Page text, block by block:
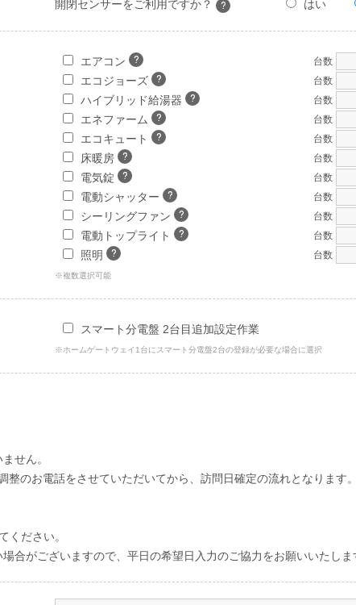
開閉センサーをご利用ですか？
はい
エアコン 台数
エコジョーズ 台数
ハイブリッド給湯器 台数
エネファーム 台数
エコキュート 台数
床暖房 台数
電気錠 台数
電動シャッター 台数
シーリングファン 台数
電動トップライト 台数
照明 台数
※複数選択可能
スマート分電盤 2台目追加設定作業
※ホームゲートウェイ1台にスマート分電盤2台の登録が必要な場合に選択
せん。
整のお電話をさせていただいてから、訪問⽇確定の流れとなります
ください。
合がございますので、平⽇の希望⽇⼊⼒のご協⼒をお願いいたしま